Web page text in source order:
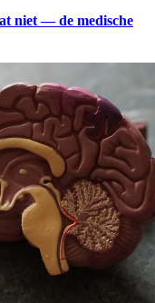
niet — de medische